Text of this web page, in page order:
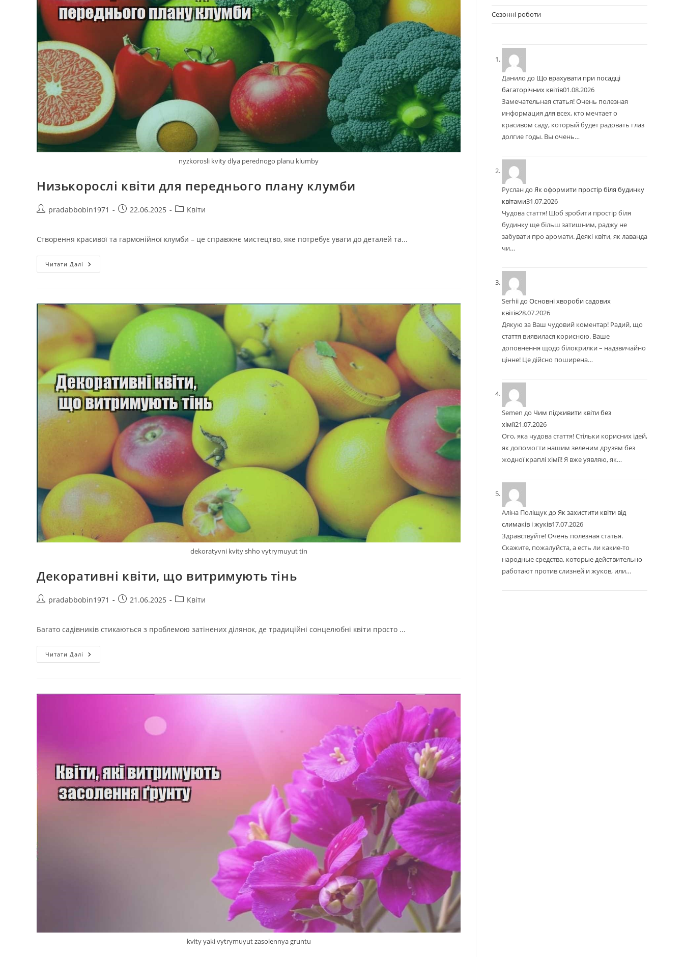
nyzkorosli kvity dlya perednogo planu klumby
Низькорослі квіти для переднього плану клумби
Авторpradabbobin1971
Запис22.06.2025
Категорія
Квіти
Створення красивої та гармонійної клумби – це справжнє мистецтво, яке потребує уваги до деталей та...
Читати Далі Низькорослі
Квіти
dekoratyvni kvity shho vytrymuyut tin
Декоративні квіти, що витримують тінь
Авторpradabbobin1971
Запис21.06.2025
Категорія
Квіти
Багато садівників стикаються з проблемою затінених ділянок, де традиційні сонцелюбні квіти просто ...
Читати Далі Декоративні
Квіти,
kvity yaki vytrymuyut zasolennya gruntu
Сезонні роботи
Данило до Що врахувати при посадці
багаторічних квітів01.08.2026
Замечательная статья! Очень полезная
информация для всех, кто мечтает о
красивом саду, который будет радовать глаз
долгие годы. Вы очень…
Руслан до Як оформити простір біля будинку
квітами31.07.2026
Чудова стаття! Щоб зробити простір біля
будинку ще більш затишним, раджу не
забувати про аромати. Деякі квіти, як лаванда
чи…
Serhiiдо Основні хвороби садових
квітів28.07.2026
Дякую за Ваш чудовий коментар! Радий, що
стаття виявилася корисною. Ваше
доповнення щодо білокрилки – надзвичайно
цінне! Це дійсно поширена…
Semen до Чим підживити квіти без
хімії21.07.2026
Ого, яка чудова стаття! Стільки корисних ідей,
як допомогти нашим зеленим друзям без
жодної краплі хімії! Я вже уявляю, як…
Аліна Поліщукдо Як захистити квіти від
слимаків і жуків17.07.2026
Здравствуйте! Очень полезная статья.
Скажите, пожалуйста, а есть ли какие-то
народные средства, которые действительно
работают против слизней и жуков, или…